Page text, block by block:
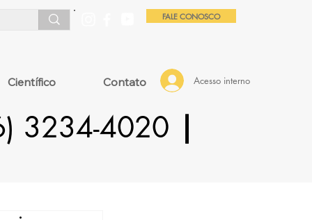
Acesso interno
FALE CONOSCO
Científico Contato
3234-4020